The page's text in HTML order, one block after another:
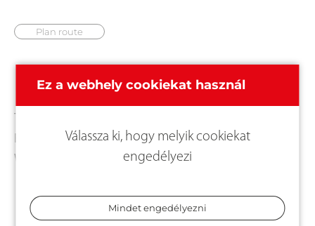
Plan route
Kapcsolat
Tel.:
E-Mail:
info@ujhazcentrumbudapest.hu
Web:
http://www.ujhazbudapest.hu/
Ez a webhely cookiekat használ
Válassza ki, hogy melyik cookiekat
engedélyezi
Mindet engedélyezni